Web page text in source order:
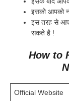
इसको आपको
इस तरह से
सकते है !
How to
Official Website